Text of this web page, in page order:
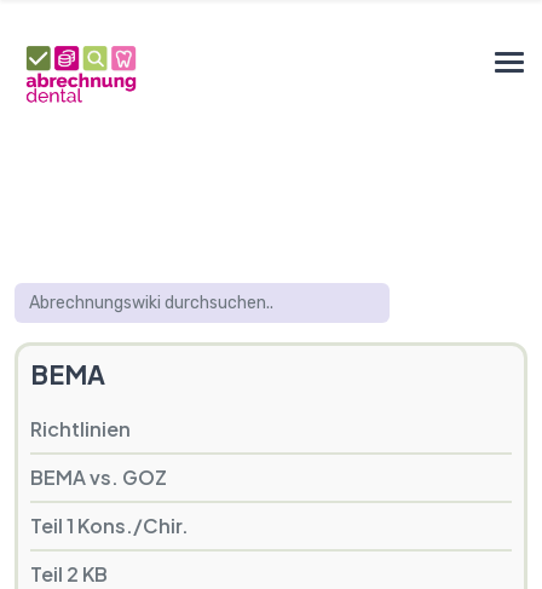
BEMA
Richtlinien
BEMA vs. GOZ
Teil 1 Kons./Chir.
Teil 2 KB